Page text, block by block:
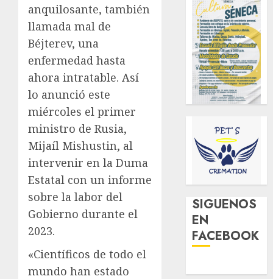
anquilosante, también
llamada mal de
Béjterev, una
enfermedad hasta
ahora intratable. Así
lo anunció este
miércoles el primer
ministro de Rusia,
Mijaíl Mishustin, al
intervenir en la Duma
Estatal con un informe
sobre la labor del
Gobierno durante el
2023.
«Científicos de todo el
mundo han estado
SIGUENOS
EN
FACEBOOK